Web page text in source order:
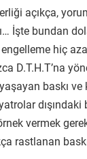
açıkça,
İşte bundan
hiç
D.T.H.T’na
baskı ve
vermek
rastlanan